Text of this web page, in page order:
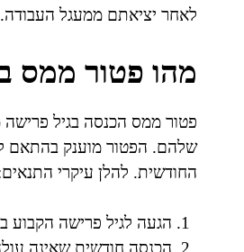
לאחר יציאתם ממעגל העבודה.
מהו פטור ממס
פטור ממס הכנסה בגיל
שלהם. הפטור מוענק בהתאם
החודשית. להלן עיקרי
הגעה לגיל פרישה הקבוע
הכנסה חודשית שאינה